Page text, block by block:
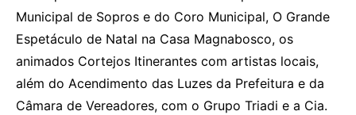
Municipal de Sopros e do Coro Municipal, O Grande
Espetáculo de Natal na Casa Magnabosco, os
animados Cortejos Itinerantes com artistas locais,
além do Acendimento das Luzes da Prefeitura e da
Câmara de Vereadores, com o Grupo Triadi e a Cia.